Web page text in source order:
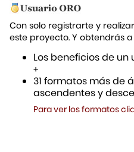
Con solo registrarte y
este proyecto. Y obtendrás
Los beneficios de
+
31 formatos más de
ascendentes y
Para ver los formatos